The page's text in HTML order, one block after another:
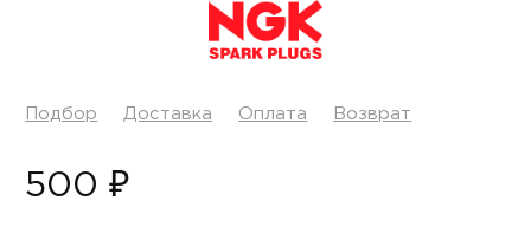
Подбор Доставка Оплата Возврат
500 ₽